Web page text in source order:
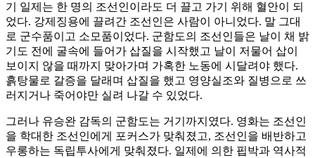
기 일제는 한 명의 조선인이라도 더 끌고 가기 위해 혈안이 되
었다. 강제징용에 끌려간 조선인은 사람이 아니었다. 말 그대
로 군수품이고 소모품이었다. 군함도의 조선인들은 날이 채 밝
기도 전에 굴속에 들어가 삽질을 시작했고 날이 저물어 삽이
보이지 않을 때까지 맞아가며 가혹한 노동에 시달려야 했다.
흙탕물로 갈증을 달래며 삽질을 했고 영양실조와 질병으로 쓰
러지거나 죽어야만 실려 나갈 수 있었다.
그러나 유승완 감독의 군함도는 거기까지였다. 영화는 조선인
을 학대한 조선인에게 포커스가 맞춰졌고, 조선인을 배반하고
우롱하는 독립투사에게 맞춰졌다. 일제에 의한 핍박과 역사적